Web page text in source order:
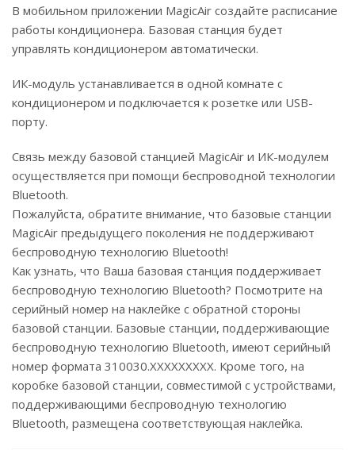
В мобильном приложении MagicAir создайте расписание
работы кондиционера. Базовая станция будет
управлять кондиционером автоматически.
ИК-модуль устанавливается в одной комнате с
кондиционером и подключается к розетке или USB-
порту.
Связь между базовой станцией MagicAir и ИК-модулем
осуществляется при помощи беспроводной технологии
Bluetooth.
Пожалуйста, обратите внимание, что базовые станции
MagicAir предыдущего поколения не поддерживают
беспроводную технологию Bluetooth!
Как узнать, что Ваша базовая станция поддерживает
беспроводную технологию Bluetooth? Посмотрите на
серийный номер на наклейке с обратной стороны
базовой станции. Базовые станции, поддерживающие
беспроводную технологию Bluetooth, имеют серийный
номер формата 310030.XXXXXXXXX. Кроме того, на
коробке базовой станции, совместимой с устройствами,
поддерживающими беспроводную технологию
Bluetooth, размещена соответствующая наклейка.